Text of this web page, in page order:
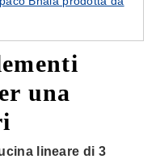
una
lineare di 3